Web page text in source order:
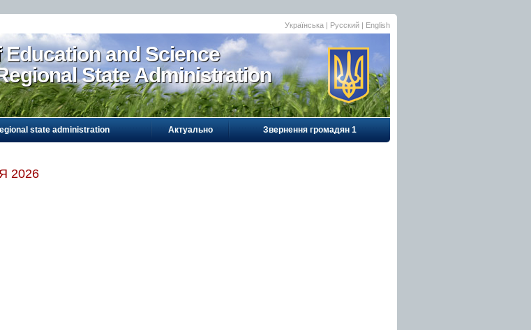
Українська | Русский | English
and Science
State Administration
state administration Актуально Звернення громадян 1
2026